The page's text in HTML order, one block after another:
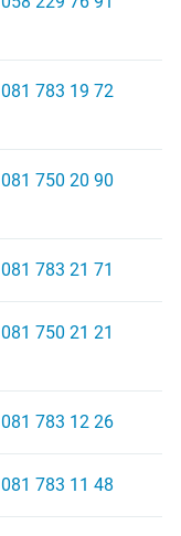
081 783 19 72
081 750 20 90
081 783 21 71
081 750 21 21
081 783 12 26
081 783 11 48